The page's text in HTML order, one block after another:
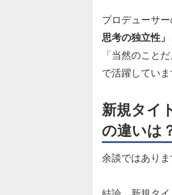
プロデューサ
思考の独立性
「当然のこと
で活躍していま
新規タイ
の違いは
余談ではあり